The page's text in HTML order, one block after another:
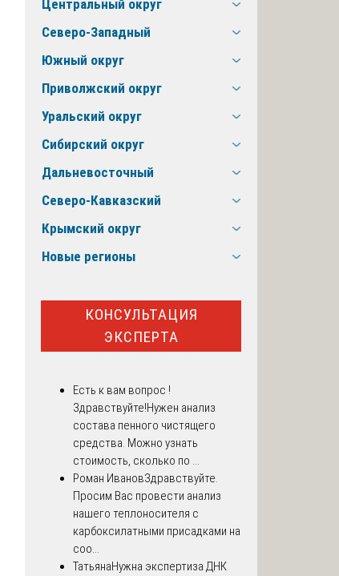
Центральный округ
Северо-Западный
Южный округ
Приволжский округ
Уральский округ
Сибирский округ
Дальневосточный
Северо-Кавказский
Крымский округ
Новые регионы
КОНСУЛЬТАЦИЯ
ЭКСПЕРТА
Есть к вам вопрос !
Здравствуйте!Нужен анализ
состава пенного чистящего
средства. Можно узнать
стоимость, сколько по ...
Роман ИвановЗдравствуйте.
Просим Вас провести анализ
нашего теплоносителя с
карбоксилатными присадками на
соо...
ТатьянаНужна экспертиза ДНК